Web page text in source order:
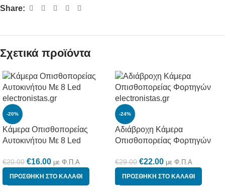
Share:
Σχετικά προϊόντα
-20%
Κάμερα Οπισθοπορείας
Αυτοκινήτου Με 8 Led
€20.00 €16.00 με Φ.Π.Α
ΠΡΟΣΘΉΚΗ ΣΤΟ ΚΑΛΆΘΙ
-24%
Αδιάβροχη Κάμερα
Οπισθοπορείας Φορτηγών
€29.00 €22.00 με Φ.Π.Α
ΠΡΟΣΘΉΚΗ ΣΤΟ ΚΑΛΆΘΙ